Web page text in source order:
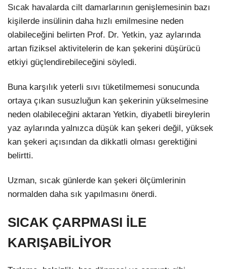
Sıcak havalarda cilt damarlarının genişlemesinin bazı
kişilerde insülinin daha hızlı emilmesine neden
olabileceğini belirten Prof. Dr. Yetkin, yaz aylarında
artan fiziksel aktivitelerin de kan şekerini düşürücü
etkiyi güçlendirebileceğini söyledi.
Buna karşılık yeterli sıvı tüketilmemesi sonucunda
ortaya çıkan susuzluğun kan şekerinin yükselmesine
neden olabileceğini aktaran Yetkin, diyabetli bireylerin
yaz aylarında yalnızca düşük kan şekeri değil, yüksek
kan şekeri açısından da dikkatli olması gerektiğini
belirtti.
Uzman, sıcak günlerde kan şekeri ölçümlerinin
normalden daha sık yapılmasını önerdi.
SICAK ÇARPMASI İLE
KARIŞABİLİYOR